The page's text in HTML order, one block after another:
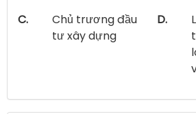
C.
Chủ trương đầu
tư xây dựng
D.